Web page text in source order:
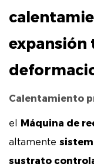
expansión
Calentamiento
el Máquina de
altamente
sustrato